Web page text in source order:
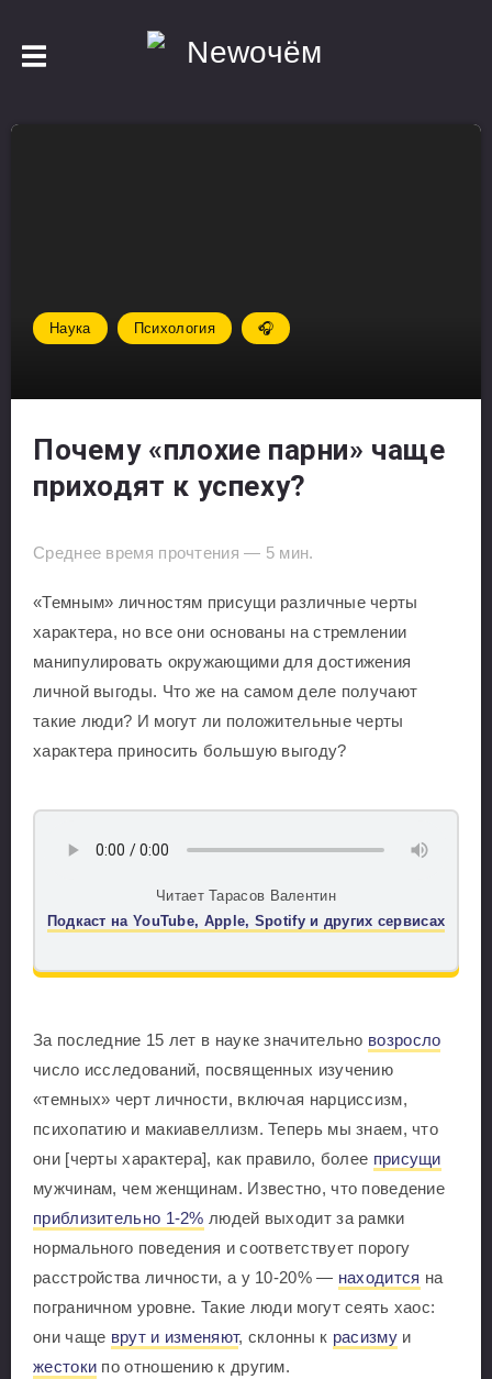
Наука Психология 🎧
Почему «плохие парни» чаще
приходят к успеху?
Среднее время прочтения — 5 мин.
«Темным» личностям присущи различные черты
характера, но все они основаны на стремлении
манипулировать окружающими для достижения
личной выгоды. Что же на самом деле получают
такие люди? И могут ли положительные черты
характера приносить большую выгоду?
Читает Тарасов Валентин
Подкаст на YouTube, Apple, Spotify и других сервисах
За последние 15 лет в науке значительно возросло
число исследований, посвященных изучению
«темных» черт личности, включая нарциссизм,
психопатию и макиавеллизм. Теперь мы знаем, что
они [черты характера], как правило, более присущи
мужчинам, чем женщинам. Известно, что поведение
приблизительно 1-2% людей выходит за рамки
нормального поведения и соответствует порогу
расстройства личности, а у 10-20% — находится на
пограничном уровне. Такие люди могут сеять хаос:
они чаще врут и изменяют, склонны к расизмуи
жестоки по отношению к другим.